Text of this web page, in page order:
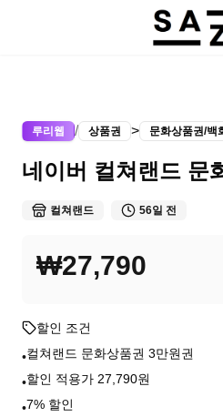
루리웹 / 상품권 > 문화상품권/백
네이버 컬쳐랜드 문
컬쳐랜드 56일 전
₩27,790
할인 조건
•컬쳐랜드 문화상품권 3만원권
•할인 적용가 27,790원
•7% 할인